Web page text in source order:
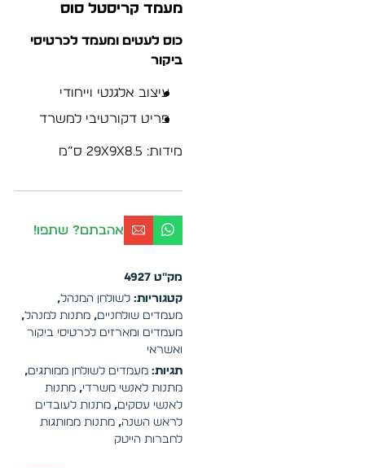
מעמד קריסטל סוס
כוס לעטים ומעמד לכרטיסי
ביקור
עיצוב אלגנטי וייחודי
פריט דקורטיבי למשרד
מידות: 29x9x8.5 ס”מ
אהבתם? שתפו!
מק"ט 4927
קטגוריות: לשולחן המנהל,
מעמדים שולחניים, מתנות למנהל,
מעמדים ומארזים לכרטיסי ביקור
ואשראי
תגיות: מעמדים לשולחן ממותגים,
מתנות לאנשי משרדי, מתנות
לאנשי עסקים, מתנות לעובדים
לראש השנה, מתנות ממותגות
לחברות הייטק